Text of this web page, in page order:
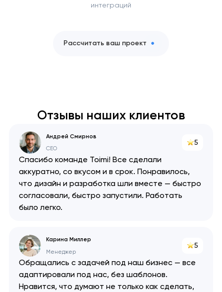
интеграций
Рассчитать ваш проект
Отзывы наших клиентов
Андрей Смирнов
CEO
5
Спасибо команде Toimi! Все сделали
аккуратно, со вкусом и в срок. Понравилось,
что дизайн и разработка шли вместе — быстро
согласовали, быстро запустили. Работать
было легко.
Карина Миллер
Менеджер
5
Обращались с задачей под наш бизнес — все
адаптировали под нас, без шаблонов.
Нравится, что думают не только как сделать,